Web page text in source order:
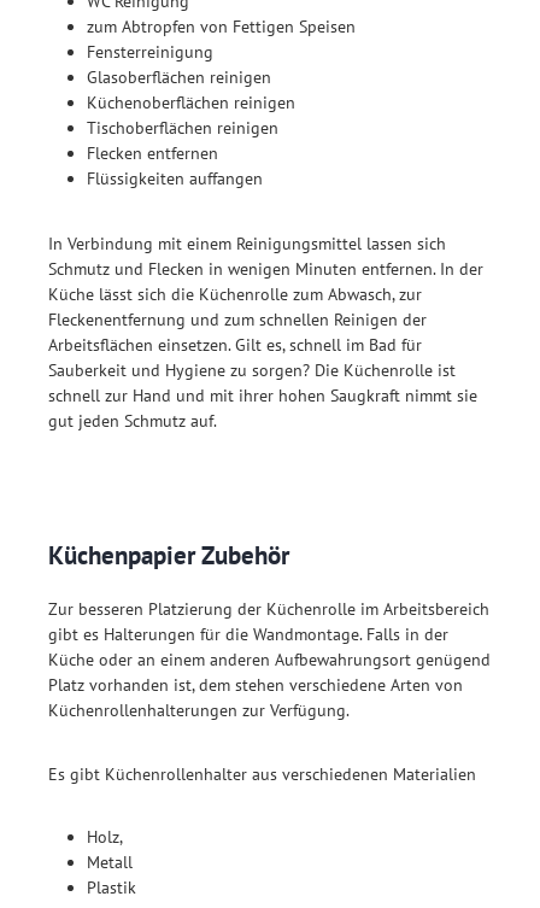
zum Abtropfen von Fettigen Speisen
Fensterreinigung
Glasoberflächen reinigen
Küchenoberflächen reinigen
Tischoberflächen reinigen
Flecken entfernen
Flüssigkeiten auffangen
In Verbindung mit einem Reinigungsmittel lassen sich
Schmutz und Flecken in wenigen Minuten entfernen. In der
Küche lässt sich die Küchenrolle zum Abwasch, zur
Fleckenentfernung und zum schnellen Reinigen der
Arbeitsflächen einsetzen. Gilt es, schnell im Bad für
Sauberkeit und Hygiene zu sorgen? Die Küchenrolle ist
schnell zur Hand und mit ihrer hohen Saugkraft nimmt sie
gut jeden Schmutz auf.
Küchenpapier Zubehör
Zur besseren Platzierung der Küchenrolle im Arbeitsbereich
gibt es Halterungen für die Wandmontage. Falls in der
Küche oder an einem anderen Aufbewahrungsort genügend
Platz vorhanden ist, dem stehen verschiedene Arten von
Küchenrollenhalterungen zur Verfügung.
Es gibt Küchenrollenhalter aus verschiedenen Materialien
Holz,
Metall
Plastik